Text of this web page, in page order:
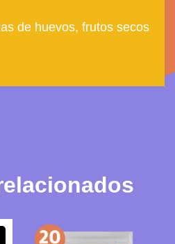
de huevos, frutos secos